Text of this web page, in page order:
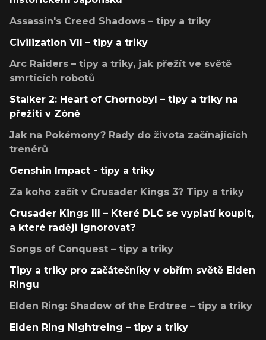
Assassin's Creed Shadows – tipy a triky
Civilization VII – tipy a triky
Arc Raiders – tipy a triky, jak přežít ve světě
smrtících robotů
Stalker 2: Heart of Chornobyl – tipy a triky na
přežití v Zóně
Jak na Pokémony? Rady do života začínajících
trenérů
Genshin Impact - tipy a triky
Za koho začít v Crusader Kings 3? Tipy a triky
Crusader Kings III – Které DLC se vyplatí koupit,
a které raději ignorovat?
Songs of Conquest – tipy a triky
Tipy a triky pro začátečníky v obřím světě Elden
Ringu
Elden Ring: Shadow of the Erdtree – tipy a triky
Elden Ring Nightreing – tipy a triky